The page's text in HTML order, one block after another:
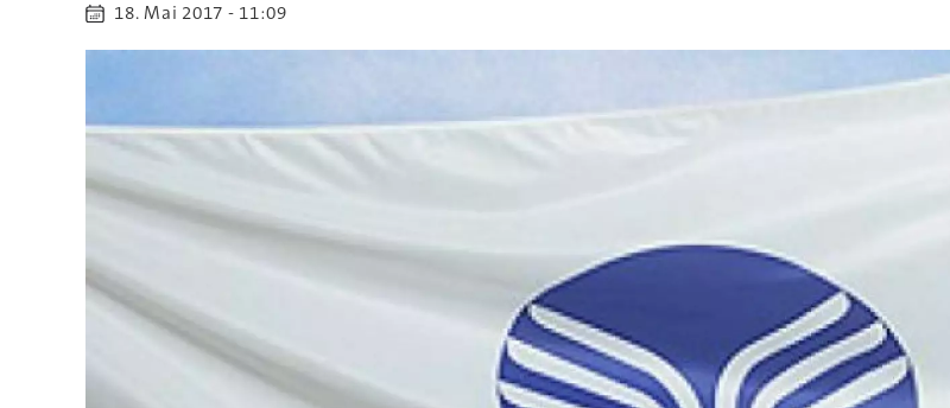
18. Mai 2017 - 11:09